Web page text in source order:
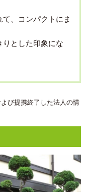
、コンパクトにま
りとした印象にな
び提携終了した法人の情